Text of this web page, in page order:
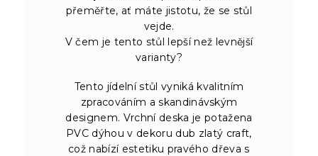
přeměřte, ať máte jistotu, že se stůl
vejde.
V čem je tento stůl lepší než levnější
varianty?
Tento jídelní stůl vyniká kvalitním
zpracováním a skandinávským
designem. Vrchní deska je potažena
PVC dýhou v dekoru dub zlatý craft,
což nabízí estetiku pravého dřeva s